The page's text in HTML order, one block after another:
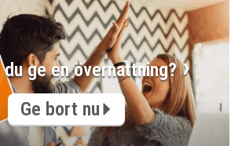
du ge en övernattning?
Ge bort nu